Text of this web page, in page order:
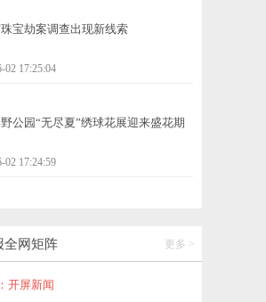
公园“无尽夏”绣球花展迎来盛花期
02 17:24:59
854个！云南一季度产业项目密集落
02 16:37:06
全网矩阵 更多 >
开屏新闻